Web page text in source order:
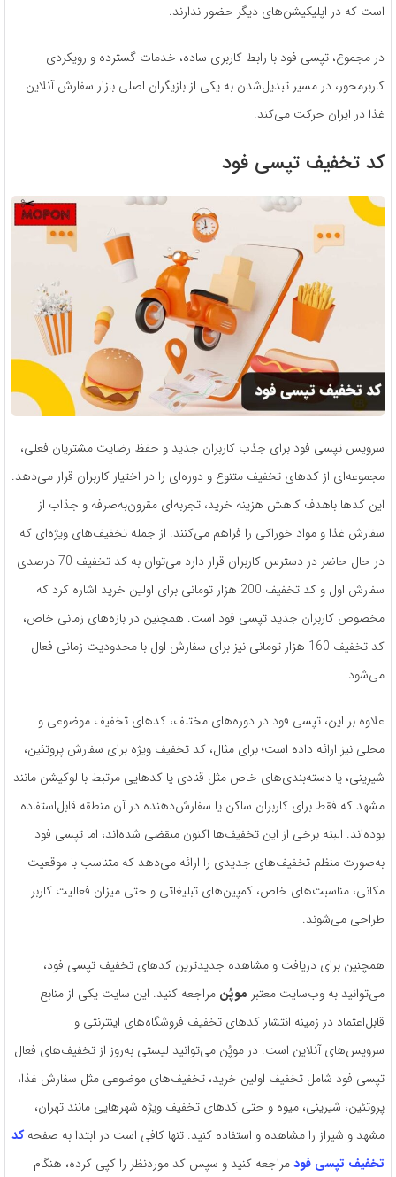
است که در اپلیکیشن‌های دیگر حضور ندارند.
در مجموع، تپسی فود با رابط کاربری ساده، خدمات گسترده و رویکردی
کاربرمحور، در مسیر تبدیل‌شدن به یکی از بازیگران اصلی بازار سفارش آنلاین
غذا در ایران حرکت می‌کند.
کد تخفیف تپسی فود
سرویس تپسی فود برای جذب کاربران جدید و حفظ رضایت مشتریان فعلی،
مجموعه‌ای از کدهای تخفیف متنوع و دوره‌ای را در اختیار کاربران قرار می‌دهد.
این کدها باهدف کاهش هزینه خرید، تجربه‌ای مقرون‌به‌صرفه و جذاب از
سفارش غذا و مواد خوراکی را فراهم می‌کنند. از جمله تخفیف‌های ویژه‌ای که
در حال حاضر در دسترس کاربران قرار دارد می‌توان به کد تخفیف 70 درصدی
سفارش اول و کد تخفیف 200 هزار تومانی برای اولین خرید اشاره کرد که
مخصوص کاربران جدید تپسی فود است. همچنین در بازه‌های زمانی خاص،
کد تخفیف 160 هزار تومانی نیز برای سفارش اول با محدودیت زمانی فعال
می‌شود.
علاوه بر این، تپسی فود در دوره‌های مختلف، کدهای تخفیف موضوعی و
محلی نیز ارائه داده است؛ برای مثال، کد تخفیف ویژه برای سفارش پروتئین،
شیرینی، یا دسته‌بندی‌های خاص مثل قنادی یا کدهایی مرتبط با لوکیشن مانند
مشهد که فقط برای کاربران ساکن یا سفارش‌دهنده در آن منطقه قابل‌استفاده
بوده‌اند. البته برخی از این تخفیف‌ها اکنون منقضی شده‌اند، اما تپسی فود
به‌صورت منظم تخفیف‌های جدیدی را ارائه می‌دهد که متناسب با موقعیت
مکانی، مناسبت‌های خاص، کمپین‌های تبلیغاتی و حتی میزان فعالیت کاربر
طراحی می‌شوند.
همچنین برای دریافت و مشاهده جدیدترین کدهای تخفیف تپسی فود،
می‌توانید به وب‌سایت معتبر موپُن مراجعه کنید. این سایت یکی از منابع
قابل‌اعتماد در زمینه انتشار کدهای تخفیف فروشگاه‌های اینترنتی و
سرویس‌های آنلاین است. در موپُن می‌توانید لیستی به‌روز از تخفیف‌های فعال
تپسی فود شامل تخفیف اولین خرید، تخفیف‌های موضوعی مثل سفارش غذا،
پروتئین، شیرینی، میوه و حتی کدهای تخفیف ویژه شهرهایی مانند تهران،
مشهد و شیراز را مشاهده و استفاده کنید. تنها کافی است در ابتدا به صفحهکد
تخفیف تپسی فودمراجعه کنید و سپس کد موردنظر را کپی کرده، هنگام